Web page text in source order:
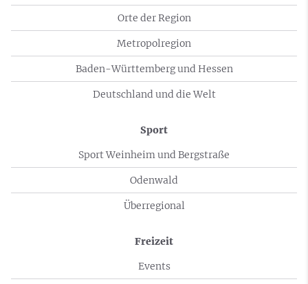
Orte der Region
Metropolregion
Baden-Württemberg und Hessen
Deutschland und die Welt
Sport
Sport Weinheim und Bergstraße
Odenwald
Überregional
Freizeit
Events